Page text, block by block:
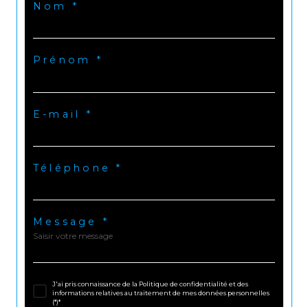
Nom *
Prénom *
E-mail *
Téléphone *
Message *
J'ai pris connaissance de la Politique de confidentialité et des
informations relatives au traitement de mes données personnelles
(*)*